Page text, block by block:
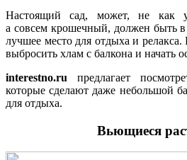
Настоящий сад, может, не как у
а совсем крошечный, должен быть
лучшее место для отдыха и
выбросить хлам с балкона и начать
interestno.ru предлагает
которые сделают даже небольшой
для отдыха.
Вьющиеся